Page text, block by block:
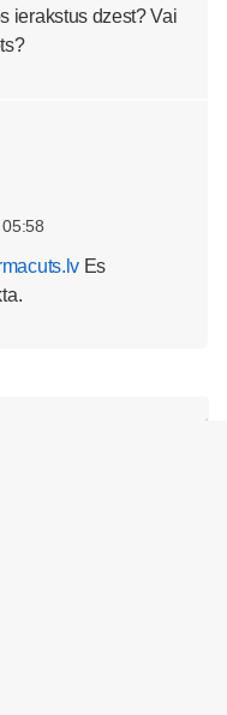
ierakstus dzest? Vai
Es